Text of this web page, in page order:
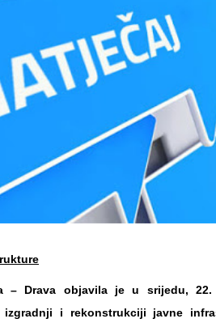
– Drava objavila je u srijedu,
izgradnji i rekonstrukciji javne